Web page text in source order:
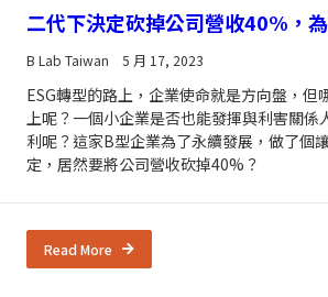
二代下決定砍掉公司營收40%，
B Lab Taiwan 5 月 17, 2023
ESG轉型的路上，企業使命就是方向盤，但
上呢？一個小企業是否也能發揮與利害關係
利呢？這家B型企業為了永續發展，做了個
定，居然要將公司營收砍掉40%？
Read More